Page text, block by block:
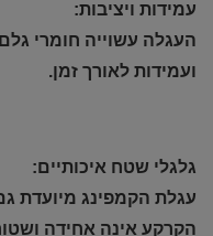
עמידות ויציבות:
העגלה עשוייה חומרי
ועמידות לאורך זמן.
גלגלי שטח איכותיים:
עגלת הקמפינג מיועדת
הקרקע אינה אחידה